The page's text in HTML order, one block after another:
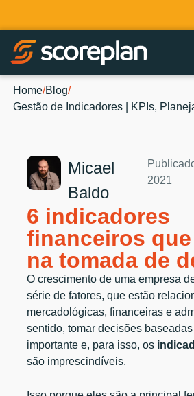
Home/Blog/
Gestão de Indicadores | KPIs,
Micael
Baldo
2021
6 indicadores
financeiros
na tomada de
O crescimento de uma empresa
série de fatores, que estão
mercadológicas, financeiras e
sentido, tomar decisões
importante e, para isso, os
são imprescindíveis.